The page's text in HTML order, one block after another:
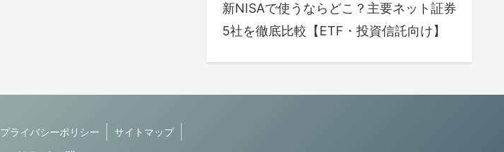
新NISAで使うならどこ？主要ネット証券
5社を徹底比較【ETF・投資信託向け】
プライバシーポリシー
サイトマップ